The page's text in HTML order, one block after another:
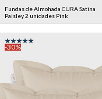
Fundas de Almohada CURA Satina
Paisley 2 unidades Pink
-30%